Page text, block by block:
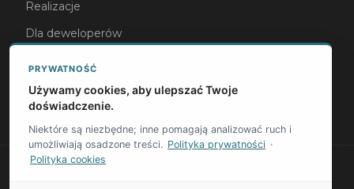
Realizacje
Dla deweloperów
Dla architektów
Dla operatorów hotelowych
PRYWATNOŚĆ
Używamy cookies, aby ulepszać Twoje
doświadczenie.
Niektóre są niezbędne; inne pomagają analizować ruch i
umożliwiają osadzone treści. Polityka prywatności ·
Polityka cookies